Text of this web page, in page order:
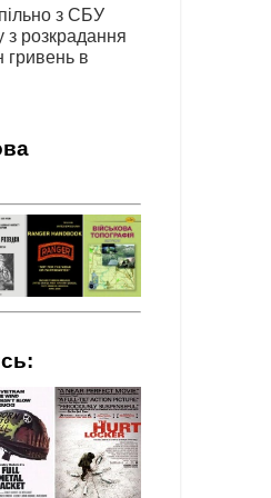
з СБУ
з розкрадання
гривень в